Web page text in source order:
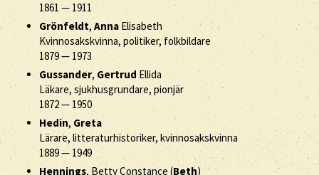
1861 — 1911
Grönfeldt, Anna Elisabeth
Kvinnosakskvinna, politiker, folkbildare
1879— 1973
Gussander, Gertrud Ellida
Läkare, sjukhusgrundare, pionjär
1872— 1950
Hedin, Greta
Lärare, litteraturhistoriker, kvinnosakskvinna
1889—1949
Hennings, Betty Constance (Beth)